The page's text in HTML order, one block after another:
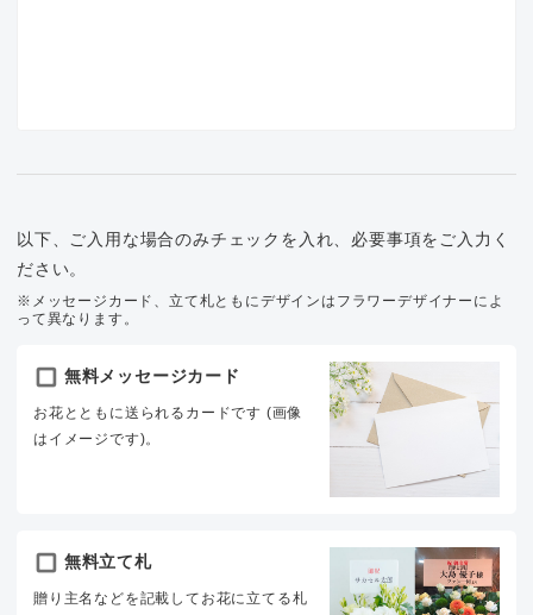
以下、ご入用な場合のみチェックを入れ、必要事項をご入力く
ださい。
※メッセージカード、立て札ともにデザインはフラワーデザイナーによ
って異なります。
無料メッセージカード
お花とともに送られるカードです (画像
はイメージです)。
無料立て札
贈り主名などを記載してお花に立てる札